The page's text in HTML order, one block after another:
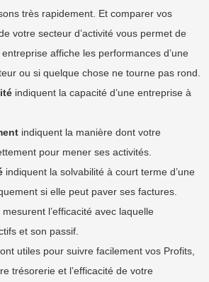
très rapidement. Et comparer vos
votre secteur d’activité vous permet de
affiche les performances d’une
ou si quelque chose ne tourne pas rond.
indiquent la capacité d’une entreprise à
indiquent la manière dont votre
pour mener ses activités.
indiquent la solvabilité à court terme d’une
si elle peut paver ses factures.
mesurent l’efficacité avec laquelle
et son passif.
utiles pour suivre facilement vos Profits,
trésorerie et l’efficacité de votre